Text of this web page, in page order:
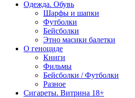
Одежда. Обувь
Шарфы и шапки
Футболки
Бейсболки
Этно масики балетки
О геноциде
Книги
Фильмы
Бейсболки / Футболки
Разное
Сигареты. Витрина 18+